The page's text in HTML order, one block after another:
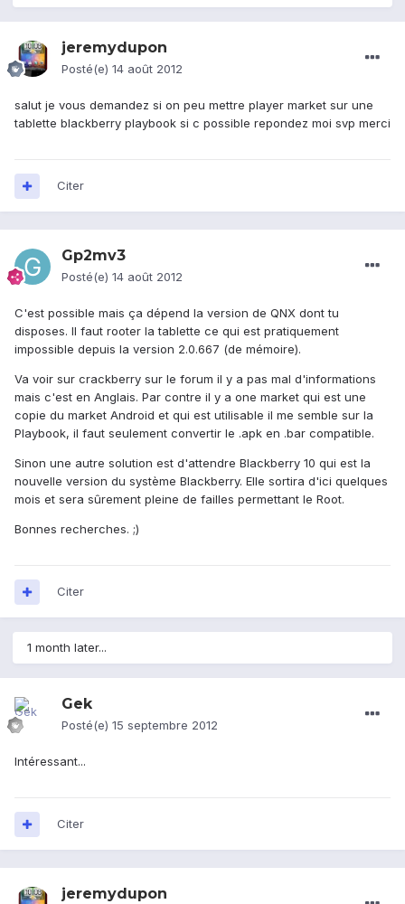
jeremydupon
Posté(e) 14 août 2012
salut je vous demandez si on peu mettre player market sur une
tablette blackberry playbook si c possible repondez moi svp merci
Citer
Gp2mv3
Posté(e) 14 août 2012
C'est possible mais ça dépend la version de QNX dont tu
disposes. Il faut rooter la tablette ce qui est pratiquement
impossible depuis la version 2.0.667 (de mémoire).
Va voir sur crackberry sur le forum il y a pas mal d'informations
mais c'est en Anglais. Par contre il y a one market qui est une
copie du market Android et qui est utilisable il me semble sur la
Playbook, il faut seulement convertir le .apk en .bar compatible.
Sinon une autre solution est d'attendre Blackberry 10 qui est la
nouvelle version du système Blackberry. Elle sortira d'ici quelques
mois et sera sûrement pleine de failles permettant le Root.
Bonnes recherches. ;)
Citer
1 month later...
Gek
Posté(e) 15 septembre 2012
Intéressant...
Citer
jeremydupon